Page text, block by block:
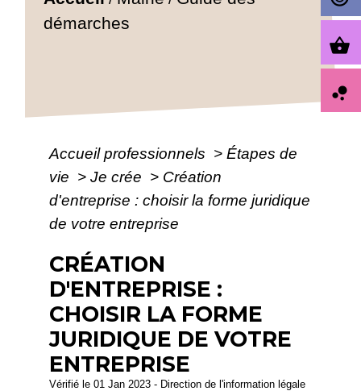
démarches
Accueil professionnels > Étapes de
vie > Je crée > Création
d'entreprise : choisir la forme juridique
de votre entreprise
CRÉATION
D'ENTREPRISE :
CHOISIR LA FORME
JURIDIQUE DE VOTRE
ENTREPRISE
Vérifié le 01 Jan 2023 - Direction de l'information légale
shopping_basket
bubble_chart